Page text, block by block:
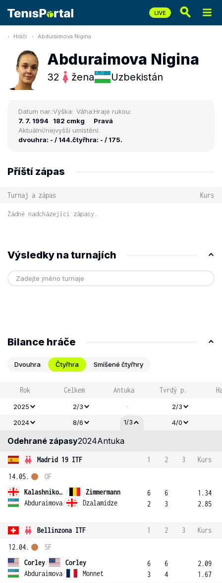
Hráči Abduraimova Nigina
Abduraimova Nigina
32 žena Uzbekistán
Datum nar.:
7. 7. 1994
Výška:
182 cm
Váha:
kg
Hraje rukou:
Pravá
Aktuální/nejvyšší umístění:
dvouhra: - / 144.čtyřhra: - / 175.
Příští zápas
Turnaj a zápas Kurs
Žádné nadcházející zápasy.
Výsledky na turnajích
Bilance hráče
Dvouhra Čtyřhra Smíšené čtyřhry
Rok Celkem Antuka Tvrdý p.
2025 2/3 -
2/3
2024
8/6 1/3 4/0
Odehrané zápasy2024Antuka
Madrid 19 ITF 1 2 3
Kurs
14.05.
Kalashnikova /
Zimmermann
Abduraimova/ Dzalamidze
OF
6
2
6
3
1.34
2.85
Bellinzona ITF 1 2 3
Kurs
12.04.
Corley/
Corley
Abduraimova/ Monnet
SF
6
3
6
4
2.09
1.67